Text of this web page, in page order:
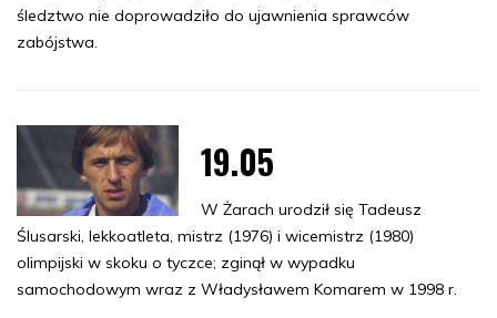
śledztwo nie doprowadziło do ujawnienia sprawców
zabójstwa.
19.05
W Żarach urodził się Tadeusz
Ślusarski, lekkoatleta, mistrz (1976) i wicemistrz (1980)
olimpijski w skoku o tyczce; zginął w wypadku
samochodowym wraz z Władysławem Komarem w 1998 r.